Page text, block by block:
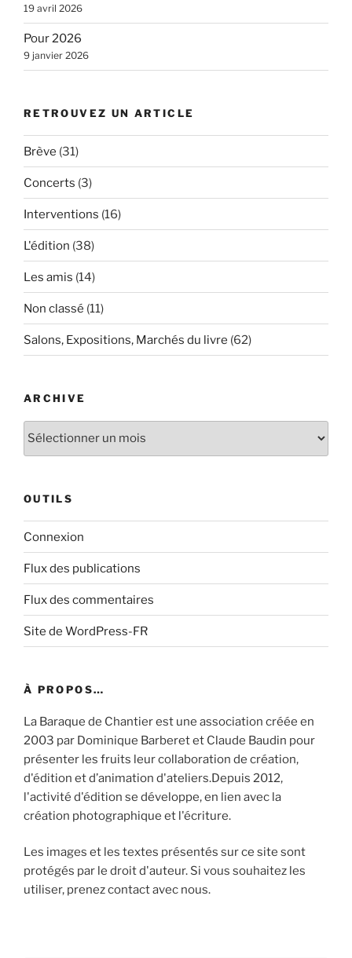
19 avril 2026
Pour 2026
9 janvier 2026
RETROUVEZ UN ARTICLE
Brève (31)
Concerts (3)
Interventions (16)
L'édition (38)
Les amis (14)
Non classé (11)
Salons, Expositions, Marchés du livre (62)
ARCHIVE
Archive
OUTILS
Connexion
Flux des publications
Flux des commentaires
Site de WordPress-FR
À PROPOS…
La Baraque de Chantier est une association créée en
2003 par Dominique Barberet et Claude Baudin pour
présenter les fruits leur collaboration de création,
d'édition et d’animation d'ateliers.Depuis 2012,
l'activité d'édition se développe, en lien avec la
création photographique et l'écriture.
Les images et les textes présentés sur ce site sont
protégés par le droit d'auteur. Si vous souhaitez les
utiliser, prenez contact avec nous.